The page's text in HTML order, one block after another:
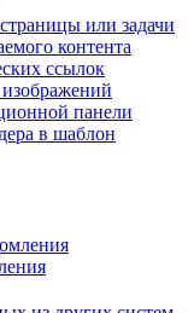
или задачи
контента
ссылок
панели
в шаблон